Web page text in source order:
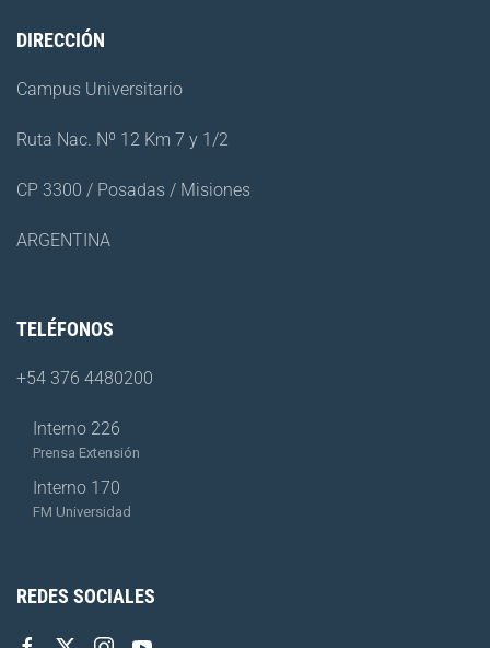
DIRECCIÓN
Campus Universitario
Ruta Nac. Nº 12 Km 7 y 1/2
CP 3300 / Posadas / Misiones
ARGENTINA
TELÉFONOS
+54 376 4480200
Interno 226
Prensa Extensión
Interno 170
FM Universidad
REDES SOCIALES